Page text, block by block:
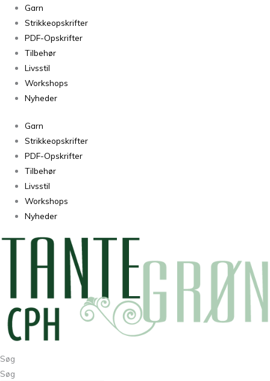
Garn
Strikkeopskrifter
PDF-Opskrifter
Tilbehør
Livsstil
Workshops
Nyheder
Garn
Strikkeopskrifter
PDF-Opskrifter
Tilbehør
Livsstil
Workshops
Nyheder
Søg
Søg
Camisole
antal